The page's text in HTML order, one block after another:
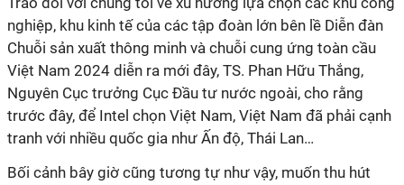
nghiệp, khu kinh tế của các tập đoàn lớn bên lề Diễn đàn
Chuỗi sản xuất thông minh và chuỗi cung ứng toàn cầu
Việt Nam 2024 diễn ra mới đây, TS. Phan Hữu Thắng,
Nguyên Cục trưởng Cục Đầu tư nước ngoài, cho rằng
trước đây, để Intel chọn Việt Nam, Việt Nam đã phải cạnh
tranh với nhiều quốc gia như Ấn độ, Thái Lan…
Bối cảnh bây giờ cũng tương tự như vậy, muốn thu hút